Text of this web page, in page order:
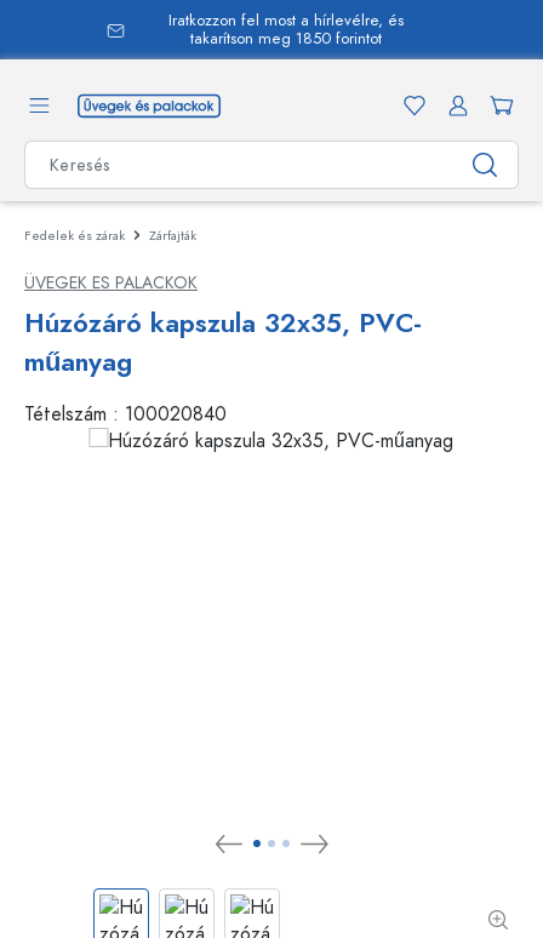
Iratkozzon fel most a hírlevélre, és
takarítson meg 1850 forintot
Fedelek és zárak Zárfajták
ÜVEGEK ES PALACKOK
Húzózáró kapszula 32x35, PVC-
műanyag
Tételszám : 100020840